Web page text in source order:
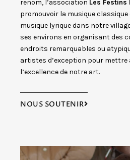
renom, l’association Les Festins
promouvoir la musique
musique lyrique dans notre
ses environs en organisant des
endroits remarquables ou
artistes d’exception pour mettre
l’excellence de notre art.
NOUS SOUTENIR
PACIFIQUE, OÙ IL S’EST
DU PEUPLEMENT INITIAL,
PÉRIODE LAPITA. DEPUIS
SUD-EST
AUSTRONÉSIENNES
PEUPLEMENT DES ÎLES DU
DE NOMADES
ÉGALEMENT PARTICIPÉ AUX